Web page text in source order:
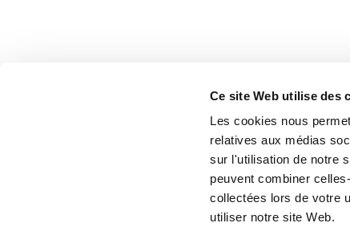
Ce site Web utilise des
Les cookies nous
relatives aux médias
sur l'utilisation de notre
peuvent combiner
collectées lors de votre
utiliser notre site Web.